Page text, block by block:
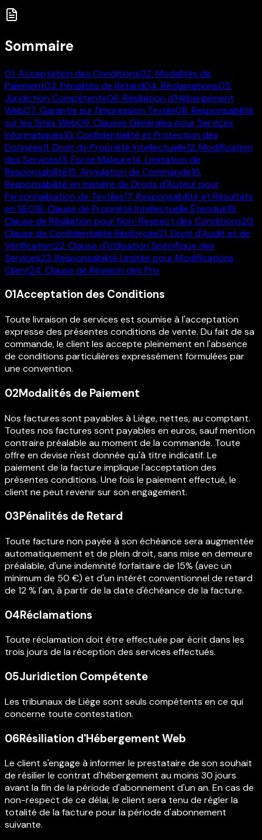
Sommaire
01. Acceptation des Conditions02. Modalités de
Paiement03. Pénalités de Retard04. Réclamations05.
Juridiction Compétente06. Résiliation d'Hébergement
Web07. Garantie sur l'Impression Textile08. Responsabilité
sur les Sites Web09. Clauses Générales pour Services
Informatiques10. Confidentialité et Protection des
Données11. Droit de Propriété Intellectuelle12. Modification
des Services13. Force Majeure14. Limitation de
Responsabilité15. Annulation de Commande16.
Responsabilité en matière de Droits d'Auteur pour
Personnalisation de Textiles17. Responsabilité et Résultats
en SEO18. Clause de Propriété Intellectuelle Étendue19.
Clause de Résiliation pour Non-Respect des Conditions20.
Clause de Confidentialité Renforcée21. Droit d'Audit et de
Vérification22. Clause d'Utilisation Spécifique des
Services23. Responsabilité Limitée pour Modifications
Client24. Clause de Révision des Prix
01Acceptation des Conditions
Toute livraison de services est soumise à l'acceptation
expresse des présentes conditions de vente. Du fait de sa
commande, le client les accepte pleinement en l'absence
de conditions particulières expressément formulées par
une convention.
02Modalités de Paiement
Nos factures sont payables à Liège, nettes, au comptant.
Toutes nos factures sont payables en euros, sauf mention
contraire préalable au moment de la commande. Toute
offre en devise n'est donnée qu'à titre indicatif. Le
paiement de la facture implique l'acceptation des
présentes conditions. Une fois le paiement effectué, le
client ne peut revenir sur son engagement.
03Pénalités de Retard
Toute facture non payée à son échéance sera augmentée
automatiquement et de plein droit, sans mise en demeure
préalable, d'une indemnité forfaitaire de 15% (avec un
minimum de 50 €) et d'un intérêt conventionnel de retard
de 12 % l'an, à partir de la date d'échéance de la facture.
04Réclamations
Toute réclamation doit être effectuée par écrit dans les
trois jours de la réception des services effectués.
05Juridiction Compétente
Les tribunaux de Liège sont seuls compétents en ce qui
concerne toute contestation.
06Résiliation d'Hébergement Web
Le client s'engage à informer le prestataire de son souhait
de résilier le contrat d'hébergement au moins 30 jours
avant la fin de la période d'abonnement d'un an. En cas de
non-respect de ce délai, le client sera tenu de régler la
totalité de la facture pour la période d'abonnement
suivante.